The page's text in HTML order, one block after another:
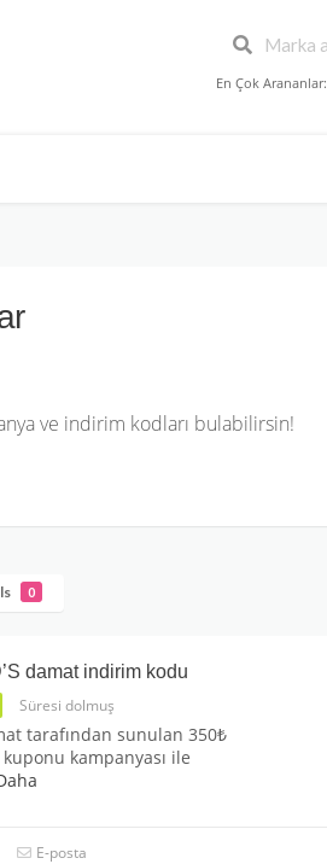
En Çok Arananlar:
ve indirim kodları bulabilirsin!
0
damat indirim kodu
Süresi dolmuş
tarafından sunulan 350₺
kampanyası ile
E-posta